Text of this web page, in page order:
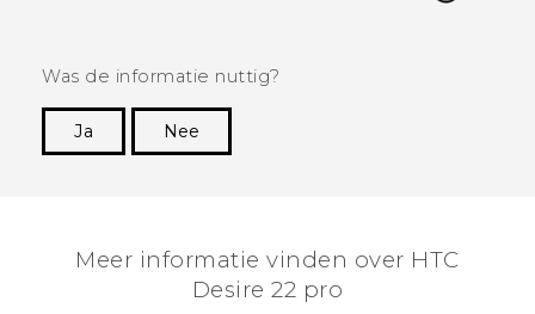
Was de informatie nuttig?
Ja
Nee
Meer informatie vinden over HTC
Desire 22 pro